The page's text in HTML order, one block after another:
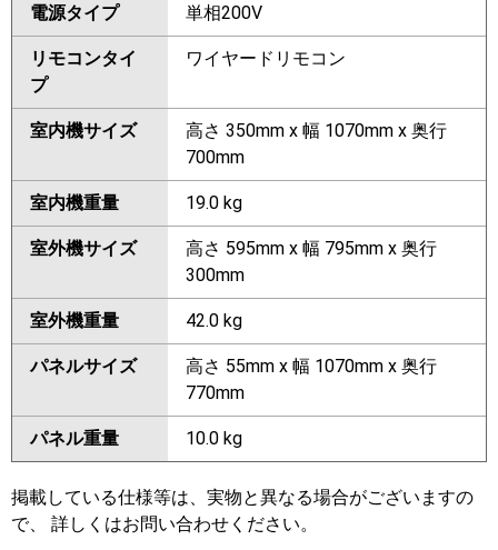
電源タイプ 単相200V
リモコンタイ
プ
ワイヤードリモコン
室内機サイズ
高さ 350mm x 幅 1070mm x 奥行
700mm
室内機重量 19.0 kg
室外機サイズ
高さ 595mm x 幅 795mm x 奥行
300mm
室外機重量 42.0 kg
パネルサイズ
高さ 55mm x 幅 1070mm x 奥行
770mm
パネル重量 10.0 kg
掲載している仕様等は、実物と異なる場合がございますの
で、 詳しくはお問い合わせください。